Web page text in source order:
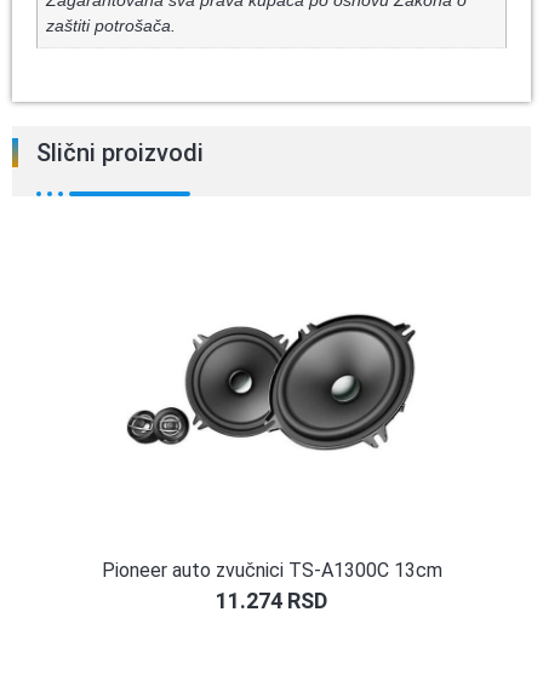
zaštiti potrošača.
Slični proizvodi
Pioneer auto zvučnici TS-A1300C 13cm
11.274 RSD